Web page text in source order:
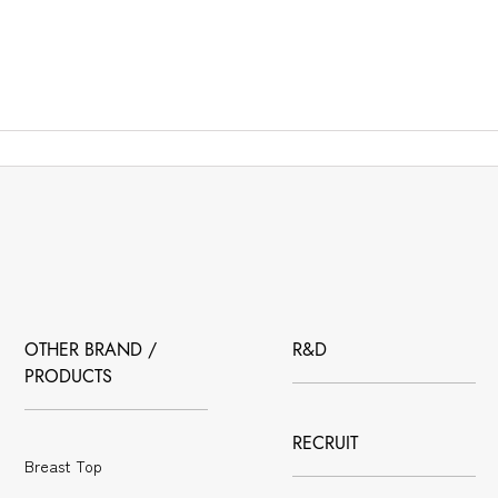
OTHER BRAND /
PRODUCTS
Breast Top
R&D
RECRUIT